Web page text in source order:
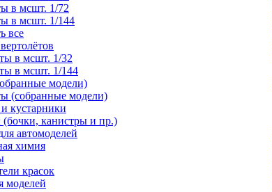
в мсшт. 1/72
в мсшт. 1/144
все
в мсшт. 1/32
в мсшт. 1/144
модели)
(собранные модели)
кустарники
(бочки, канистры и пр.)
автомоделей
химия
красок
моделей